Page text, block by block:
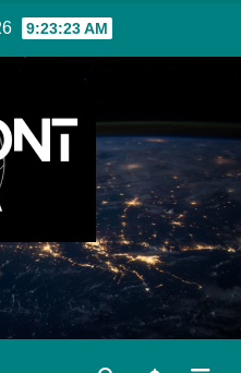
9:23:24 AM